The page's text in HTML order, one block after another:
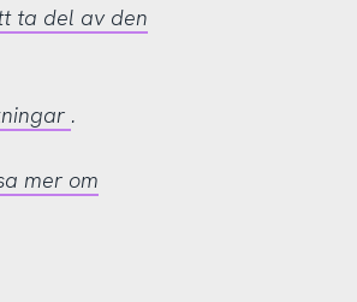
ta del av den
.
mer om